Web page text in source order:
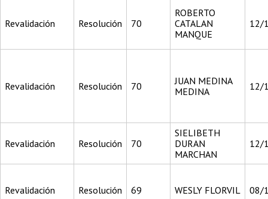
Revalidación Resolución 70
ROBERTO
CATALAN
MANQUE
12/
Revalidación Resolución 70
JUAN MEDINA
MEDINA
12/
Revalidación Resolución 70
SIELIBETH
DURAN
MARCHAN
12/
Revalidación Resolución 69 WESLY FLORVIL 08/